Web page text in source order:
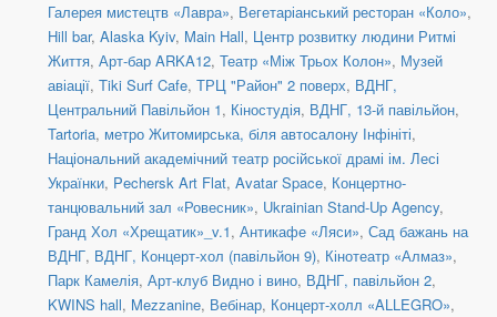
Галерея мистецтв «Лавра», Вегетаріанський ресторан «Коло»,
Hill bar, Alaska Kyiv, Main Hall, Центр розвитку людини Ритмі
Життя, Арт-бар ARKA12, Театр «Між Трьох Колон», Музей
авіації, Tiki Surf Cafe, ТРЦ "Район" 2 поверх, ВДНГ,
Центральний Павільйон 1, Кіностудія, ВДНГ, 13-й павільйон,
Tartoria, метро Житомирська, біля автосалону Інфініті,
Національний академічний театр російської драмі ім. Лесі
Українки, Pechersk Art Flat, Avatar Space, Концертно-
танцювальний зал «Ровесник», Ukrainian Stand-Up Agency,
Гранд Хол «Хрещатик»_v.1, Антикафе «Ляси», Сад бажань на
ВДНГ, ВДНГ, Концерт-хол (павільйон 9), Кінотеатр «Алмаз»,
Парк Камелія, Арт-клуб Видно і вино, ВДНГ, павільйон 2,
KWINS hall, Mezzanine, Вебінар, Концерт-холл «ALLEGRO»,